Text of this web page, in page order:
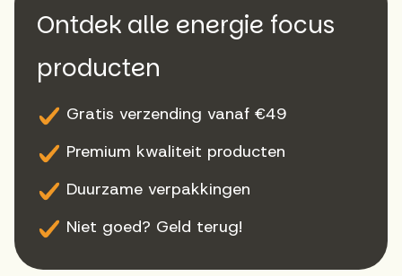
Ontdek alle energie focus
producten
Gratis verzending vanaf €49
Premium kwaliteit producten
Duurzame verpakkingen
Niet goed? Geld terug!